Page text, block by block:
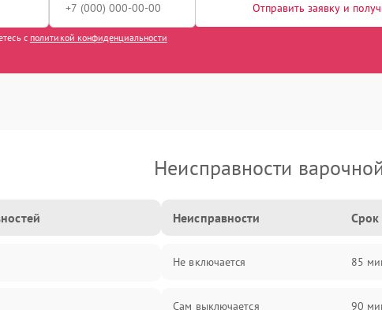
Отправить заявку и
с политикой конфиденциальности
Неисправности
Неисправности Срок
Не включается 85
Сам выключается 90